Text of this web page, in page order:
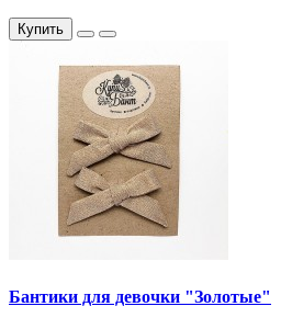
Купить
Бантики для девочки "Золотые"